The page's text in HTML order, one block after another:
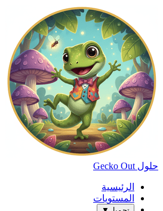
حلول Gecko Out
الرئيسية
المستويات